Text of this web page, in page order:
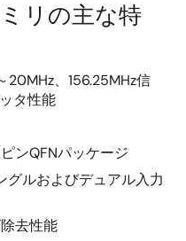
リの主な特
20MHz、156.25MHz信
タ性能
ンQFNパッケージ
ルおよびデュアル入力
去性能